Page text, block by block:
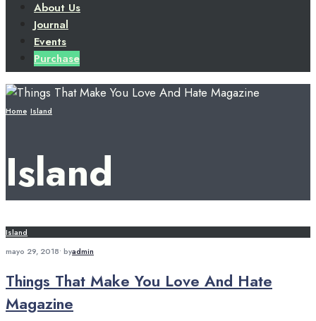
About Us
Journal
Events
Purchase
Home Island
Island
Island
mayo 29, 2018• byadmin
Things That Make You Love And Hate
Magazine